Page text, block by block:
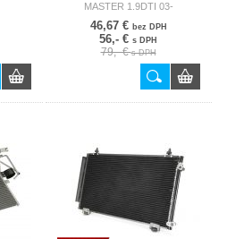
MASTER 1.9DTI 03-
46,67 € bez DPH
56,- € s DPH
79,- €s DPH